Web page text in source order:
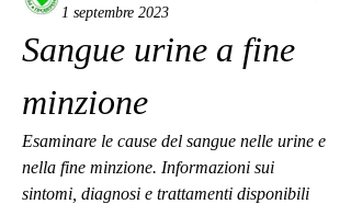
1 septembre 2023
Sangue urine a fine
minzione
Esaminare le cause del sangue nelle urine e
nella fine minzione. Informazioni sui
sintomi, diagnosi e trattamenti disponibili